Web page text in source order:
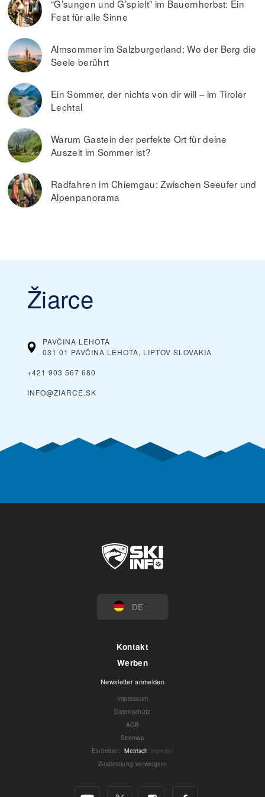
“G’sungen und G’spielt” im Bauernherbst: Ein
Fest für alle Sinne
Almsommer im Salzburgerland: Wo der Berg die
Seele berührt
Ein Sommer, der nichts von dir will – im Tiroler
Lechtal
Warum Gastein der perfekte Ort für deine
Auszeit im Sommer ist?
Radfahren im Chiemgau: Zwischen Seeufer und
Alpenpanorama
Žiarce
PAVČINA LEHOTA
031 01 PAVČINA LEHOTA, LIPTOV SLOVAKIA
+421 903 567 680
INFO@ZIARCE.SK
DE
Kontakt
Werben
Newsletter anmelden
Impressum
Datenschutz
AGB
Sitemap
Einheiten: Metrisch Imperial
Zustimmung verweigern